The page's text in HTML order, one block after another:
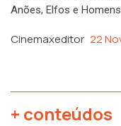
Anões, Elfos e
Cinemaxeditor 22
+ conteúdos